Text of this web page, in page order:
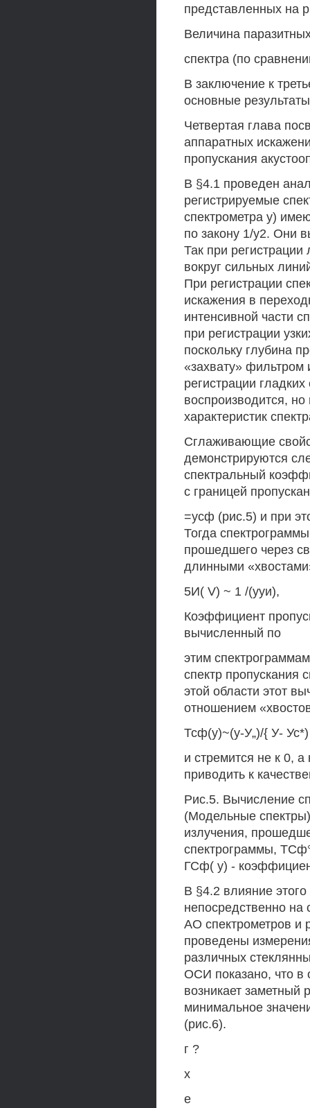
представленных на
Величина
спектра (по
В заключение к
основные
Четвертая глава
аппаратных
пропускания
В §4.1 проведен
регистрируемые
спектрометра у)
по закону 1/у2. Они
Так при
вокруг сильных
При регистрации
искажения в
интенсивной части
при регистрации
поскольку глубина
«захвату» фильтром
регистрации
воспроизводится,
характеристик
Сглаживающие
демонстрируются
спектральный
с границей
=усф (рис.5) и при
Тогда
прошедшего через
длинными
5И( V) ~ 1 /(ууи),
Коэффициент
вычисленный по
этим
спектр пропускания
этой области этот
отношением
Тсф(у)~(у-У„)/{ У-
и стремится не к 0,
приводить к
Рис.5. Вычисление
(Модельные
излучения,
спектрограммы,
ГСф( у) -
В §4.2 влияние
непосредственно на
АО спектрометров и
проведены
различных
ОСИ показано, что в
возникает заметный
минимальное
(рис.6).
г ?
х
е